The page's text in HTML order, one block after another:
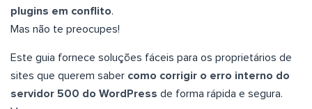
plugins em conflito.
Mas não te preocupes!
Este guia fornece soluções fáceis para os proprietários de
sites que querem saber como corrigir o erro interno do
servidor 500 do WordPress de forma rápida e segura.